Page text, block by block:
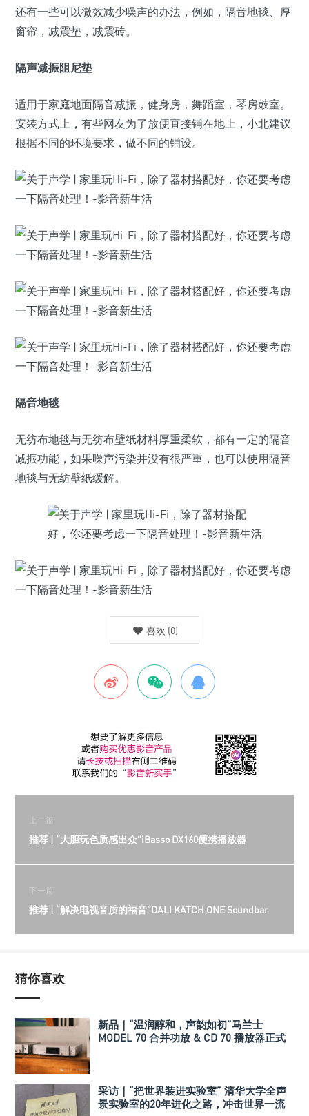
还有一些可以微效减少噪声的办法，例如，隔音地毯、厚
窗帘，减震垫，减震砖。
隔声减振阻尼垫
适用于家庭地面隔音减振，健身房，舞蹈室，琴房鼓室。
安装方式上，有些网友为了放便直接铺在地上，小北建议
根据不同的环境要求，做不同的铺设。
隔音地毯
无纺布地毯与无纺布壁纸材料厚重柔软，都有一定的隔音
减振功能，如果噪声污染并没有很严重，也可以使用隔音
地毯与无纺壁纸缓解。
喜欢 (0)
上一篇
推荐 | “大胆玩色质感出众”iBasso DX160便携播放器
下一篇
推荐 | “解决电视音质的福音”DALI KATCH ONE Soundbar
猜你喜欢
新品｜“温润醇和，声韵如初”马兰士
MODEL 70 合并功放 & CD 70 播放器正式
采访｜“把世界装进实验室” 清华大学全声
景实验室的20年进化之路，冲击世界一流